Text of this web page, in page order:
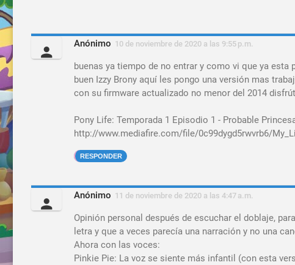
Anónimo 10 de noviembre de 2020 a las 9:55 p.m.
buenas ya tiempo de no entrar y como vi que ya
buen Izzy Brony aquí les pongo una versión mas
con su firmware actualizado no menor del 2014
Pony Life: Temporada 1 Episodio 1 - Probable
http://www.mediafire.com/file/0c99dygd5rwvrb6/
RESPONDER
Anónimo 11 de noviembre de 2020 a las 4:47 a.m.
Opinión personal después de escuchar el doblaje,
letra y que a veces parecía una narración y no una
Ahora con las voces:
Pinkie Pie: La voz se siente más infantil (con esta